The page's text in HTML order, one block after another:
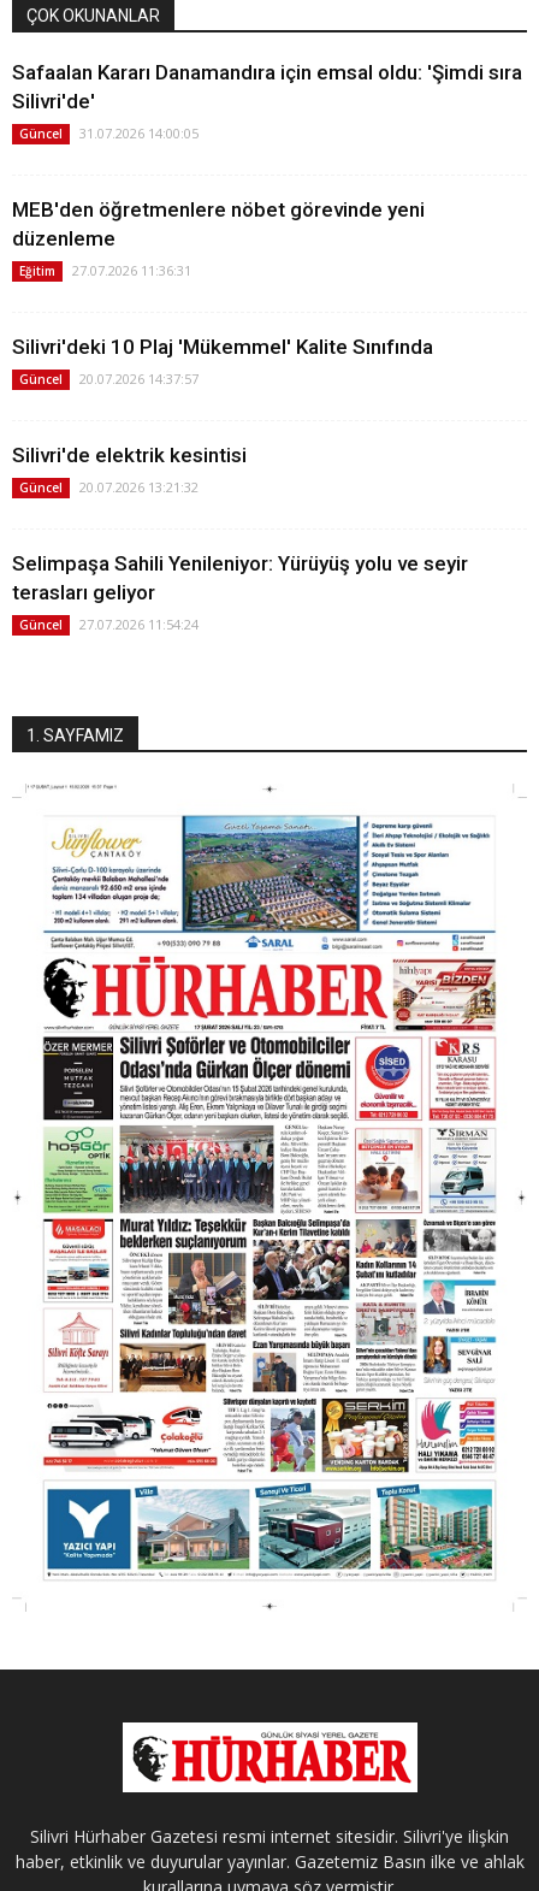
ÇOK OKUNANLAR
Safaalan Kararı Danamandıra için emsal oldu: 'Şimdi sıra
Silivri'de'
Güncel 31.07.2026 14:00:05
MEB'den öğretmenlere nöbet görevinde yeni
düzenleme
Eğitim 27.07.2026 11:36:31
Silivri'deki 10 Plaj 'Mükemmel' Kalite Sınıfında
Güncel 20.07.2026 14:37:57
Silivri'de elektrik kesintisi
Güncel 20.07.2026 13:21:32
Selimpaşa Sahili Yenileniyor: Yürüyüş yolu ve seyir
terasları geliyor
Güncel 27.07.2026 11:54:24
1. SAYFAMIZ
Silivri Hürhaber Gazetesi resmi internet sitesidir. Silivri'ye ilişkin
haber, etkinlik ve duyurular yayınlar. Gazetemiz Basın ilke ve ahlak